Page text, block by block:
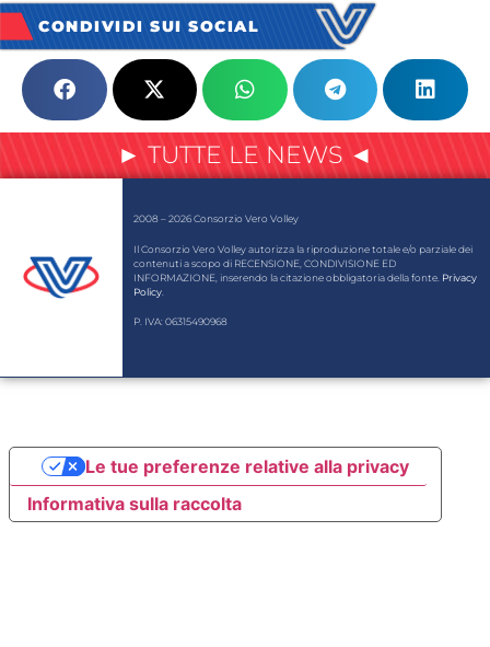
CONDIVIDI SUI SOCIAL
► TUTTE LE NEWS ◄
2008 – 2026 Consorzio Vero Volley
Il Consorzio Vero Volley autorizza la riproduzione totale e/o parziale dei
contenuti a scopo di RECENSIONE, CONDIVISIONE ED
INFORMAZIONE, inserendo la citazione obbligatoria della fonte. Privacy
Policy
P. IVA: 06315490968
Informativa sulla raccolta
Le tue preferenze relative alla privacy